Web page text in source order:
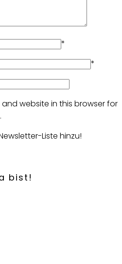
*
*
website in this browser for
Liste hinzu!
bist!